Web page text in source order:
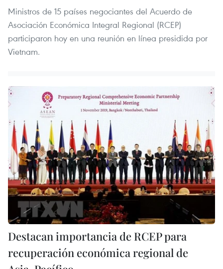
Ministros de 15 países negociantes del Acuerdo de
Asociación Económica Integral Regional (RCEP)
participaron hoy en una reunión en línea presidida por
Vietnam.
Destacan importancia de RCEP para
recuperación económica regional de